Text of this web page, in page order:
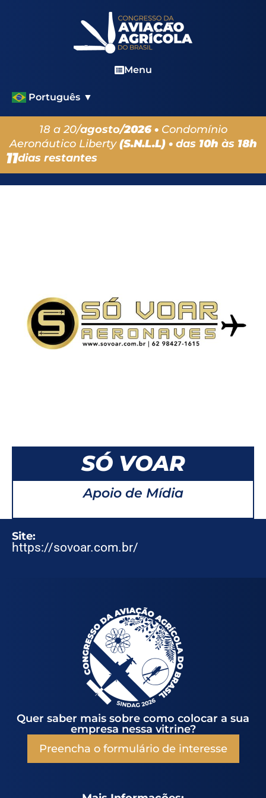
Menu
Português ▼
18 a 20/agosto/2026 • Condomínio
Aeronáutico Liberty(S.N.L.L) • das 10h às 18h
11dias restantes
SÓ VOAR
Apoio de Mídia
Site:
https://sovoar.com.br/
Quer saber mais sobre como colocar a sua
empresa nessa vitrine?
Preencha o formulário de interesse